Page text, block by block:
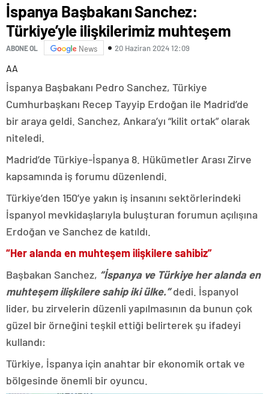
İspanya Başbakanı Sanchez:
Türkiye’yle ilişkilerimiz muhteşem
ABONE OL News 20 Haziran 2024 12:09
AA
İspanya Başbakanı Pedro Sanchez, Türkiye
Cumhurbaşkanı Recep Tayyip Erdoğan ile Madrid’de
bir araya geldi. Sanchez, Ankara’yı “kilit ortak” olarak
niteledi.
Madrid’de Türkiye-İspanya 8. Hükümetler Arası Zirve
kapsamında iş forumu düzenlendi.
Türkiye’den 150’ye yakın iş insanını sektörlerindeki
İspanyol mevkidaşlarıyla buluşturan forumun açılışına
Erdoğan ve Sanchez de katıldı.
“Her alanda en muhteşem ilişkilere sahibiz”
Başbakan Sanchez, “İspanya ve Türkiye her alanda en
muhteşem ilişkilere sahip iki ülke.”dedi. İspanyol
lider, bu zirvelerin düzenli yapılmasının da bunun çok
güzel bir örneğini teşkil ettiği belirterek şu ifadeyi
kullandı:
Türkiye, İspanya için anahtar bir ekonomik ortak ve
bölgesinde önemli bir oyuncu.